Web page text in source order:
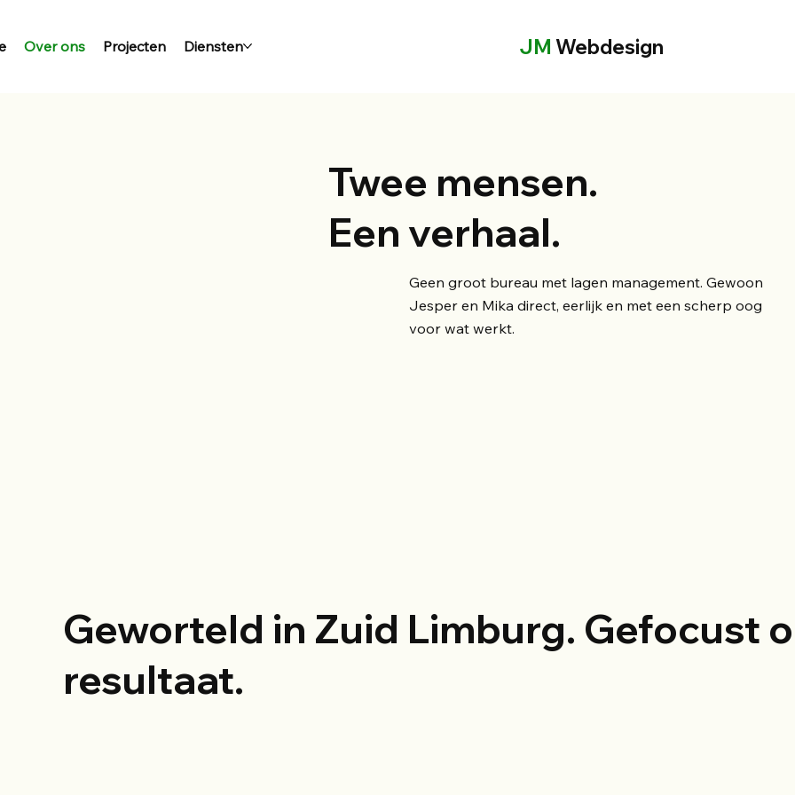
Over ons Projecten Diensten JM Webdesign
Twee mensen.
Een verhaal.
Geen groot bureau met lagen management. Gewoon
Jesper en Mika direct, eerlijk en met een scherp oog
voor wat werkt.
Geworteld in Zuid Limburg. Gefocust
resultaat.